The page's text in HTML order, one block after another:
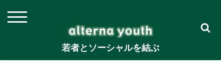
若者とソーシャルを結ぶ